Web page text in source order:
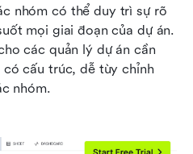
nhóm có thể duy trì sự rõ
mọi giai đoạn của dự án.
các quản lý dự án cần
cấu trúc, dễ tùy chỉnh
nhóm.